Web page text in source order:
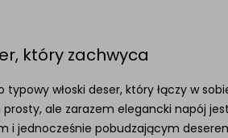
który zachwyca
włoski deser, który łączy w
prosty, ale zarazem elegancki napój
i jednocześnie pobudzającym